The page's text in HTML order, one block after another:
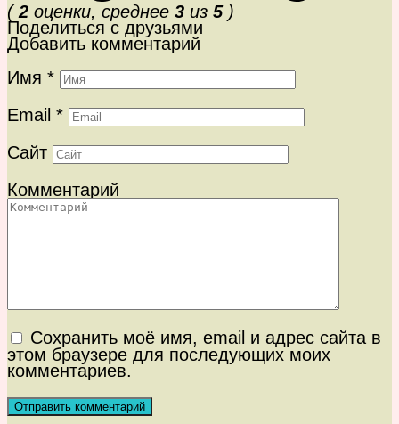
( 2 оценки, среднее 3 из 5)
Поделиться с друзьями
Добавить комментарий
Имя *
Email *
Сайт
Комментарий
Сохранить моё имя, email и адрес сайта в
этом браузере для последующих моих
комментариев.